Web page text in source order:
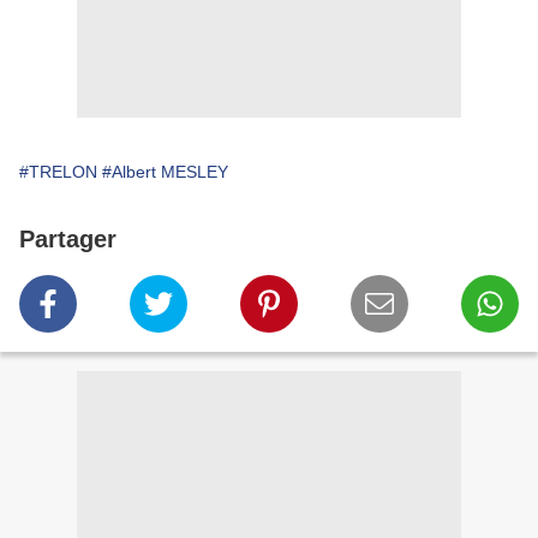
#TRELON #Albert MESLEY
Partager